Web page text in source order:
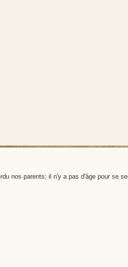
nos parents; il n'y a pas d'âge pour se